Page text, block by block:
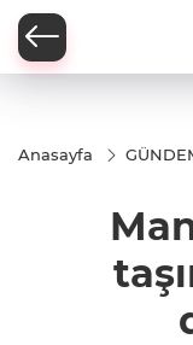
Anasayfa